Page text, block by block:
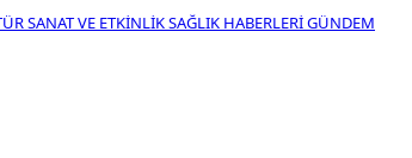
SANAT VE ETKINLIKSAĞLIK HABERLERIGÜNDEM